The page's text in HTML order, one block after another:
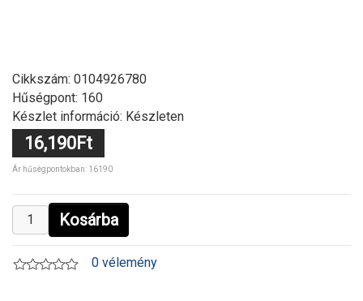
Cikkszám: 0104926780
Hűségpont: 160
Készlet információ: Készleten
16,190Ft
Ár hűségpontokban: 16190
Kosárba
0 vélemény